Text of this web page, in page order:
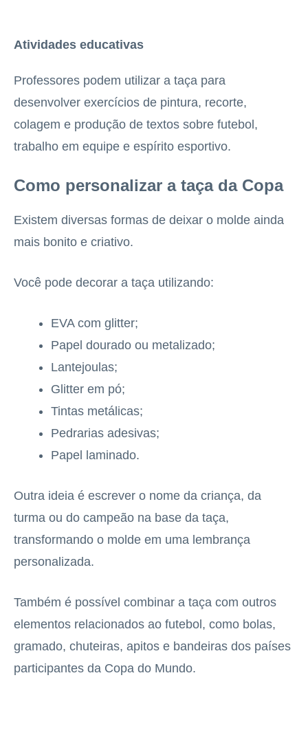
Atividades educativas
Professores podem utilizar a taça para
desenvolver exercícios de pintura, recorte,
colagem e produção de textos sobre futebol,
trabalho em equipe e espírito esportivo.
Como personalizar a taça da Copa
Existem diversas formas de deixar o molde ainda
mais bonito e criativo.
Você pode decorar a taça utilizando:
EVA com glitter;
Papel dourado ou metalizado;
Lantejoulas;
Glitter em pó;
Tintas metálicas;
Pedrarias adesivas;
Papel laminado.
Outra ideia é escrever o nome da criança, da
turma ou do campeão na base da taça,
transformando o molde em uma lembrança
personalizada.
Também é possível combinar a taça com outros
elementos relacionados ao futebol, como bolas,
gramado, chuteiras, apitos e bandeiras dos países
participantes da Copa do Mundo.